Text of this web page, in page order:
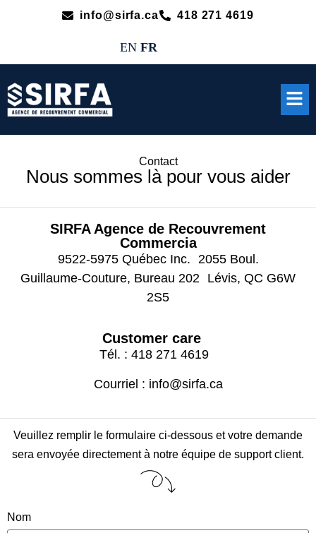
info@sirfa.ca 418 271 4619
EN FR
Contact
Nous sommes là pour vous aider
SIRFA Agence de Recouvrement
Commercia
9522-5975 Québec Inc. 2055 Boul.
Guillaume-Couture, Bureau 202 Lévis, QC G6W
2S5
Customer care
Tél. : 418 271 4619
Courriel : info@sirfa.ca
Veuillez remplir le formulaire ci-dessous et votre demande
sera envoyée directement à notre équipe de support client.
Nom